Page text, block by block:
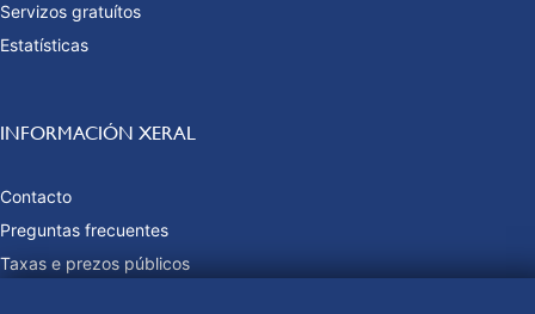
Servizos gratuítos
Estatísticas
INFORMACIÓN XERAL
Contacto
Preguntas frecuentes
Taxas e prezos públicos